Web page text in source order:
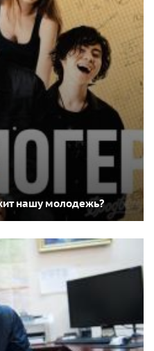
нашу молодежь?